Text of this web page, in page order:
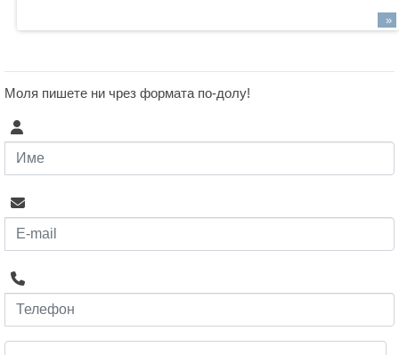
»
Моля пишете ни чрез формата по-долу!